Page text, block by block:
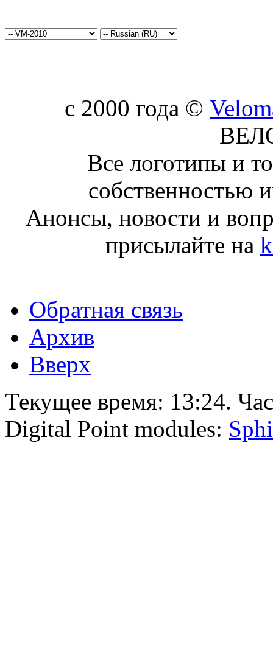
c 2000 года ©
Все логотипы и
собственностью
Анонсы, новости и
присылайте на
Обратная связь
Архив
Вверх
Текущее время: 13:24.
Digital Point modules: